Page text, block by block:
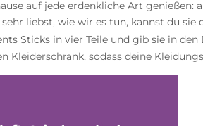
auf jede erdenkliche Art genießen:
liebst, wie wir es tun, kannst du sie
Sticks in vier Teile und gib sie in
sodass deine